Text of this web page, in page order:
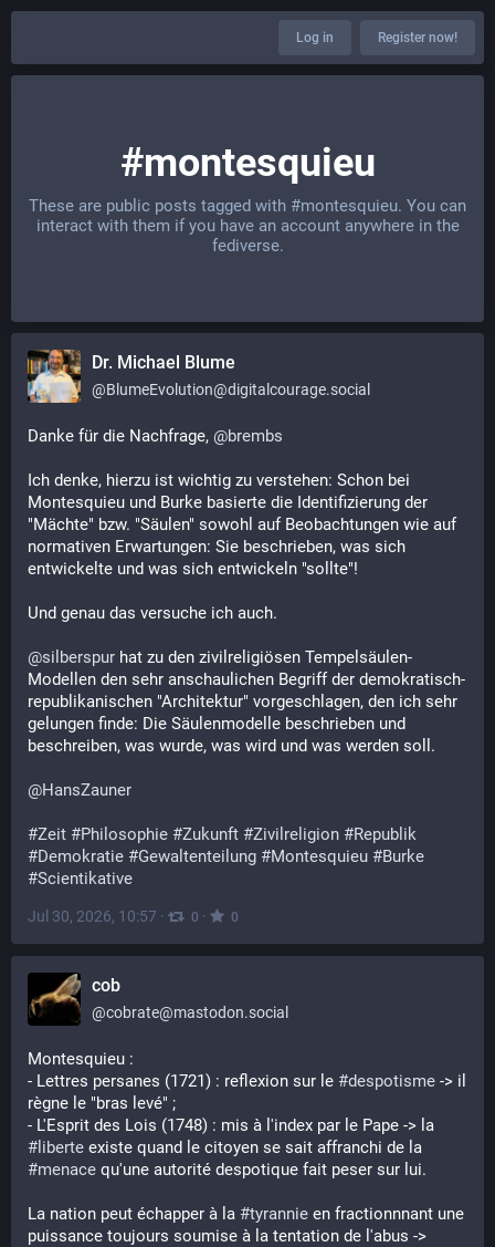
Log in Register now!
#montesquieu
These are public posts tagged with #montesquieu. You can
interact with them if you have an account anywhere in the
fediverse.
Dr. Michael Blume
@BlumeEvolution@digitalcourage.social
Danke für die Nachfrage, @brembs
Ich denke, hierzu ist wichtig zu verstehen: Schon bei
Montesquieu und Burke basierte die Identifizierung der
"Mächte" bzw. "Säulen" sowohl auf Beobachtungen wie auf
normativen Erwartungen: Sie beschrieben, was sich
entwickelte und was sich entwickeln "sollte"!
Und genau das versuche ich auch.
@silberspur hat zu den zivilreligiösen Tempelsäulen-
Modellen den sehr anschaulichen Begriff der demokratisch-
republikanischen "Architektur" vorgeschlagen, den ich sehr
gelungen finde: Die Säulenmodelle beschrieben und
beschreiben, was wurde, was wird und was werden soll.
@HansZauner
#Zeit #Philosophie #Zukunft #Zivilreligion #Republik
#Demokratie #Gewaltenteilung #Montesquieu #Burke
#Scientikative
Jul 30, 2026, 10:57 · 0 · 0
cob
@cobrate@mastodon.social
Montesquieu :
- Lettres persanes (1721) : reflexion sur le #despotisme -> il
règne le "bras levé" ;
# liberte
#menace qu'une autorité despotique fait peser sur lui.
La nation peut échapper à la #tyrannie en fractionnnant une
puissance toujours soumise à la tentation de l'abus ->